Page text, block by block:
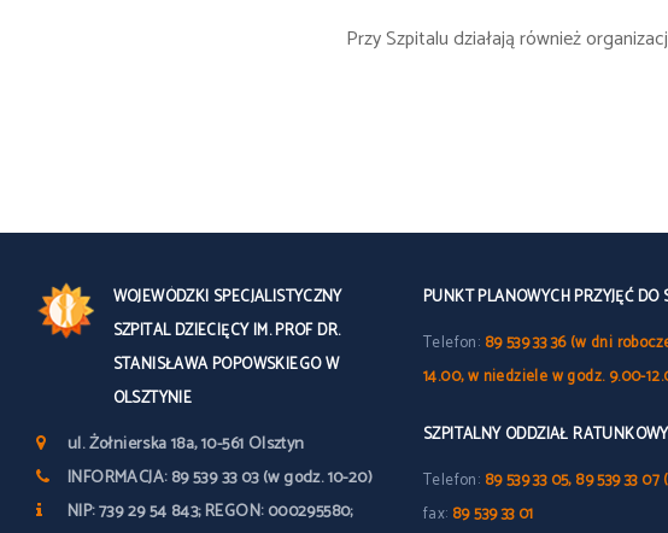
Przy Szpitalu działają również
WOJEWÓDZKI SPECJALISTYCZNY
SZPITAL DZIECIĘCY IM. PROF DR.
STANISŁAWA POPOWSKIEGO W
OLSZTYNIE
ul. Żołnierska 18a, 10-561 Olsztyn
INFORMACJA: 89 539 33 03 (w godz. 10-20)
NIP: 739 29 54 843; REGON: 000295580;
PUNKT PLANOWYCH PRZYJĘĆ DO
Telefon: 89 539 33 36 (w dni
14.00, w niedziele w godz. 9.00-
SZPITALNY ODDZIAŁ RATUNKOWY
Telefon: 89 539 33 05, 89 539 33 07
fax: 89 539 33 01